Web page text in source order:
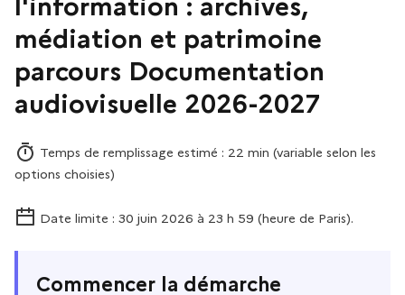
l'information : archives,
médiation et patrimoine
parcours Documentation
audiovisuelle 2026-2027
Temps de remplissage estimé : 22 min (variable selon les
options choisies)
Date limite : 30 juin 2026 à 23 h 59 (heure de Paris).
Commencer la démarche